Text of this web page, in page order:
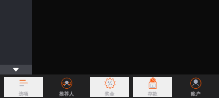
选项 推荐人 奖金 存款 账户